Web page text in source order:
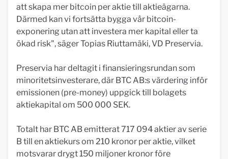
att skapa mer bitcoin per aktie till aktieägarna.
Därmed kan vi fortsätta bygga vår bitcoin-
exponering utan att investera mer kapital eller ta
ökad risk", säger Topias Riuttamäki, VD Preservia.
Preservia har deltagit i finansieringsrundan som
minoritetsinvesterare, där BTC AB:s värdering inför
emissionen (pre-money) uppgick till bolagets
aktiekapital om 500 000 SEK.
Totalt har BTC AB emitterat 717 094 aktier av serie
B till en aktiekurs om 210 kronor per aktie, vilket
motsvarar drygt 150 miljoner kronor före